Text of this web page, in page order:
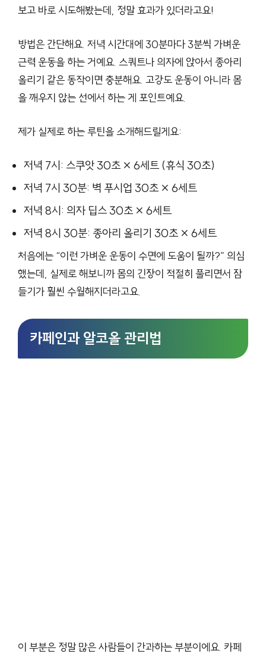
보고 바로 시도해봤는데, 정말 효과가 있더라고요!
방법은 간단해요. 저녁 시간대에 30분마다 3분씩 가벼운
근력 운동을 하는 거예요. 스쿼트나 의자에 앉아서 종아리
올리기 같은 동작이면 충분해요. 고강도 운동이 아니라 몸
을 깨우지 않는 선에서 하는 게 포인트예요.
제가 실제로 하는 루틴을 소개해드릴게요:
저녁 7시: 스쿠앗 30초 × 6세트 (휴식 30초)
저녁 7시 30분: 벽 푸시업 30초 × 6세트
저녁 8시: 의자 딥스 30초 × 6세트
저녁 8시 30분: 종아리 올리기 30초 × 6세트
처음에는 “이런 가벼운 운동이 수면에 도움이 될까?” 의심
했는데, 실제로 해보니까 몸의 긴장이 적절히 풀리면서 잠
들기가 훨씬 수월해지더라고요.
카페인과 알코올 관리법
이 부분은 정말 많은 사람들이 간과하는 부분이에요. 카페